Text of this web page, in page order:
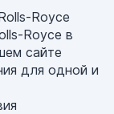
Royce
Royce в
сайте
для одной и